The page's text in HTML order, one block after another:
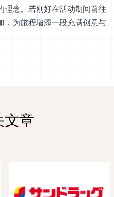
理念。若刚好在活动期间前往
，为旅程增添一段充满创意与
文章